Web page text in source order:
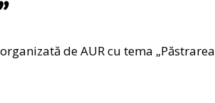
de AUR cu tema „Păstrarea